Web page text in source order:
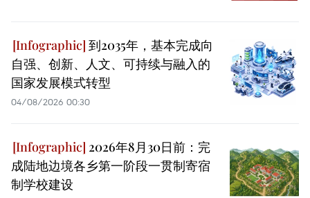
到2035年，基本完成向
自强、创新、人文、可持续与融入的
国家发展模式转型
04/08/2026 00:30
2026年8月30日前：完
成陆地边境各乡第一阶段一贯制寄宿
制学校建设